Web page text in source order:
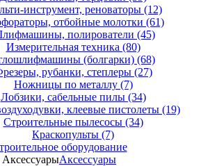
инструмент, реноваторы (12)
отбойные молотки (61)
полирователи (45)
Измерительная техника (80)
(болгарки) (68)
рубанки, степлеры (27)
Ножницы по металлу (7)
Лобзики, сабельные пилы (34)
клеевые пистолеты (19)
Строительные пылесосы (34)
Краскопульты (7)
оборудование
АксессуарыАксессуары